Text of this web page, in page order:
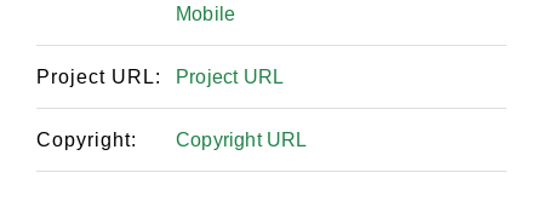
Mobile
Project URL: Project URL
Copyright: Copyright URL